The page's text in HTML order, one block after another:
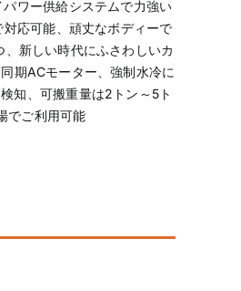
ワー供給システムで力強い
応可能、頑丈なボディーで
新しい時代にふさわしいカ
期ACモーター、強制水冷に
知、可搬重量は2トン～5ト
でご利用可能